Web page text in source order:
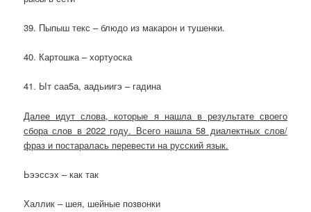
39. Пыпыш текс – блюдо из макарон и тушенки.
40. Картошка – хортуоска
41. Ыт саа5а, аадьиигэ – гадина
Далее идут слова, которые я нашла в результате своего
сбора слов в 2022 году. Всего нашла 58 диалектных слов/
фраз и постаралась перевести на русский язык.
Ьээссэх – как так
Халлик – шея, шейные позвонки